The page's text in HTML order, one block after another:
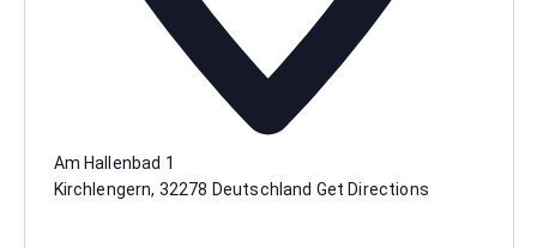
Am Hallenbad 1
Kirchlengern, 32278 Deutschland Get Directions